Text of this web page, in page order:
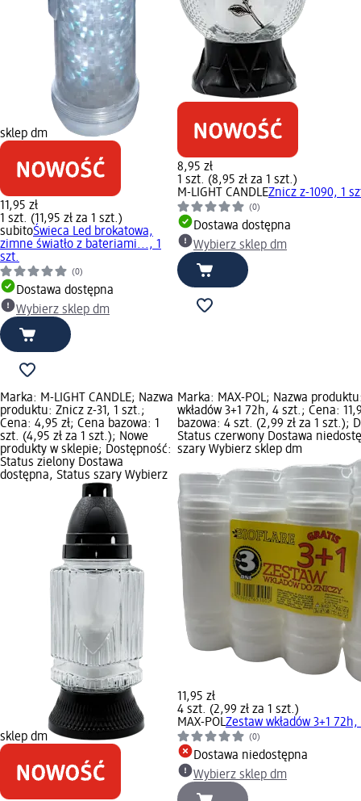
sklep dm
11,95 zł
1 szt. (11,95 zł za 1 szt.)
subitoŚwieca Led brokatowa,
zimne światło z bateriami..., 1
szt.
(0)
Dostawa dostępna
Wybierz sklep dm
8,95 zł
1 szt. (8,95 zł za 1 szt.)
M-LIGHT CANDLEZnicz z-1090, 1
(0)
Dostawa dostępna
Wybierz sklep dm
Marka: M-LIGHT CANDLE; Nazwa
produktu: Znicz z-31, 1 szt.;
Cena: 4,95 zł; Cena bazowa: 1
szt. (4,95 zł za 1 szt.); Nowe
produkty w sklepie; Dostępność:
Status zielony Dostawa
dostępna, Status szary Wybierz
sklep dm
Marka: MAX-POL; Nazwa
wkładów 3+1 72h, 4 szt.; Cena:
bazowa: 4 szt. (2,99 zł za 1 szt.);
Status czerwony Dostawa
szary Wybierz sklep dm
11,95 zł
4 szt. (2,99 zł za 1 szt.)
MAX-POLZestaw wkładów 3+1
(0)
Dostawa niedostępna
Wybierz sklep dm